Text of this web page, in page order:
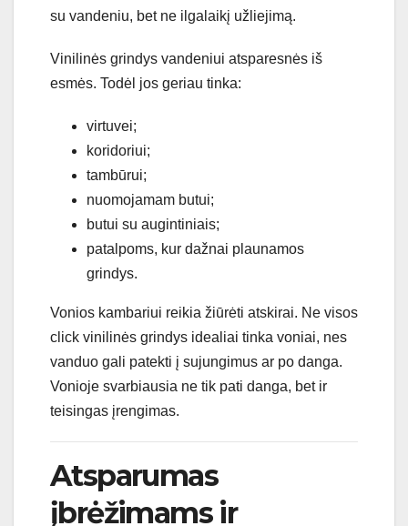
su vandeniu, bet ne ilgalaikį užliejimą.
Vinilinės grindys vandeniui atsparesnės iš
esmės. Todėl jos geriau tinka:
virtuvei;
koridoriui;
tambūrui;
nuomojamam butui;
butui su augintiniais;
patalpoms, kur dažnai plaunamos
grindys.
Vonios kambariui reikia žiūrėti atskirai. Ne visos
click vinilinės grindys idealiai tinka voniai, nes
vanduo gali patekti į sujungimus ar po danga.
Vonioje svarbiausia ne tik pati danga, bet ir
teisingas įrengimas.
Atsparumas
įbrėžimams ir